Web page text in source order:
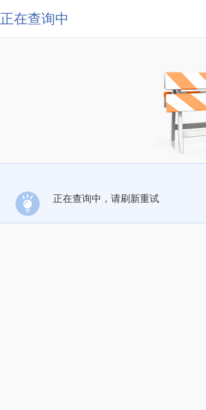
正在查询中
正在查询中，请刷新重试